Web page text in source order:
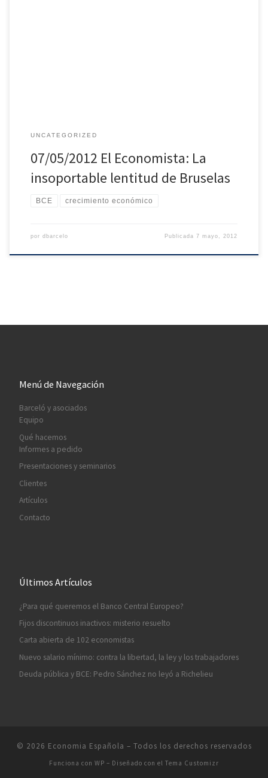
UNCATEGORIZED
07/05/2012 El Economista: La
insoportable lentitud de Bruselas
BCE crecimiento económico
por dbarcelo Publicada7 mayo, 2012
Menú de Navegación
Barceló y asociados
Equipo
Qué hacemos
Informes a pedido
Presentaciones y seminarios
Clientes
Artículos
Contacto
Últimos Artículos
¿Para qué queremos el Banco Central Europeo?
Fijos discontinuos inactivos: misterio resuelto
Carta abierta de 102 economistas
Nuevo salario mínimo: contra la libertad, la ley y los trabajadores
Deuda pública y BCE: Pedro Sánchez no leyó a Richelieu
© 2026 Economia Española – Todos los derechos reservados
Funciona con WP – Diseñado con el Tema Customizr